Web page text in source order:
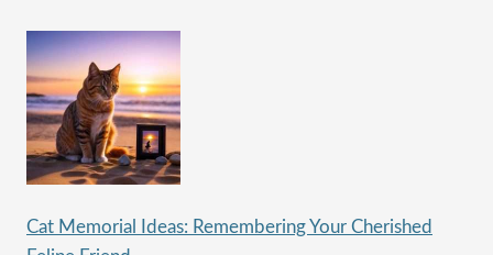
Cat Memorial Ideas: Remembering Your Cherished